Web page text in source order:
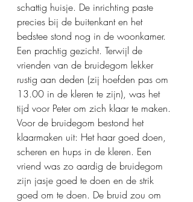
schattig huisje. De inrichting paste
precies bij de buitenkant en het
bedstee stond nog in de woonkamer.
Een prachtig gezicht. Terwijl de
vrienden van de bruidegom lekker
rustig aan deden (zij hoefden pas om
13.00 in de kleren te zijn), was het
tijd voor Peter om zich klaar te maken.
Voor de bruidegom bestond het
klaarmaken uit: Het haar goed doen,
scheren en hups in de kleren. Een
vriend was zo aardig de bruidegom
zijn jasje goed te doen en de strik
goed om te doen. De bruid zou om